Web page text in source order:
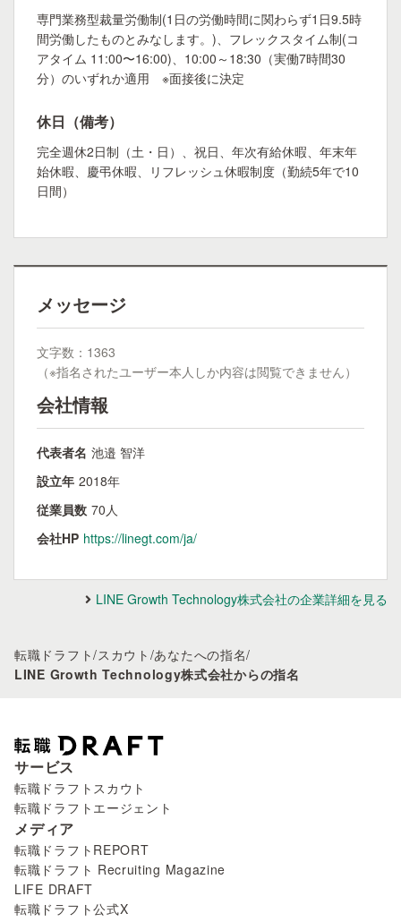
専門業務型裁量労働制(1日の労働時間に関わらず1日9.5時
間労働したものとみなします。)、フレックスタイム制(コ
アタイム 11:00〜16:00)、10:00～18:30（実働7時間30
分）のいずれか適用 ※面接後に決定
休日（備考）
完全週休2日制（土・日）、祝日、年次有給休暇、年末年
始休暇、慶弔休暇、リフレッシュ休暇制度（勤続5年で10
日間）
メッセージ
文字数：1363
（※指名されたユーザー本人しか内容は閲覧できません）
会社情報
代表者名 池邉 智洋
設立年 2018年
従業員数 70人
会社HP https://linegt.com/ja/
LINE Growth Technology株式会社の企業詳細を見る
転職ドラフト/スカウト /あなたへの指名/
LINE Growth Technology株式会社からの指名
サービス
転職ドラフトスカウト
転職ドラフトエージェント
メディア
転職ドラフトREPORT
転職ドラフト Recruiting Magazine
LIFE DRAFT
転職ドラフト公式X